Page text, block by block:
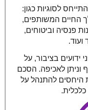
לסוגיות כגון:
החיים המשותפים,
פנסיה וביטוחים,
ועוד.
ידועים בציבור, על
לאכיפה. הסכם
היחסים להתנהל על